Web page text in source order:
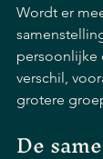
Wordt er
persoonlijke
verschil,
grotere
De